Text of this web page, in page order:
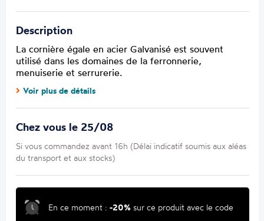
Description
La cornière égale en acier Galvanisé est souvent
utilisé dans les domaines de la ferronnerie,
menuiserie et serrurerie.
Voir plus de détails
Chez vous le 25/08
Si vous commandez avant 16h (Délai indicatif soumis aux aléas
du transport et aux stocks)
En ce moment :-20% sur ce produit avec le code